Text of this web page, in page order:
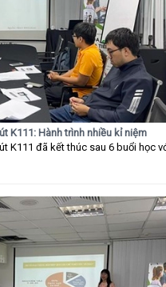
K111: Hành trình nhiều kỉ niệm
K111 đã kết thúc sau 6 buổi học